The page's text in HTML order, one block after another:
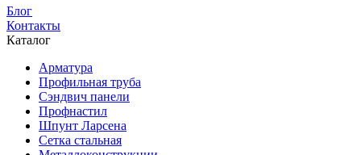
Блог
Контакты
Каталог
Арматура
Профильная труба
Сэндвич панели
Профнастил
Шпунт Ларсена
Сетка стальная